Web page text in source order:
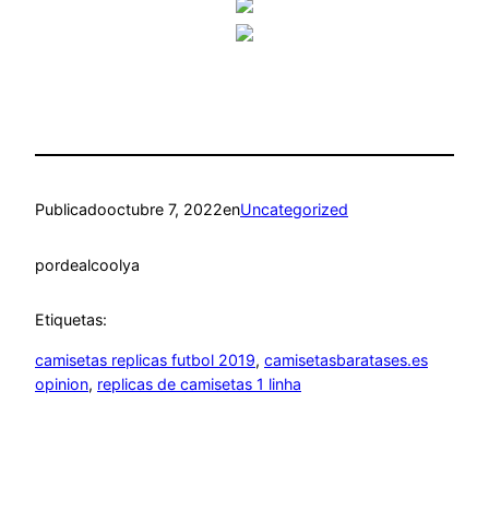
Publicadooctubre 7, 2022enUncategorized
pordealcoolya
Etiquetas:
camisetas replicas futbol 2019, camisetasbaratases.es
opinion, replicas de camisetas 1 linha